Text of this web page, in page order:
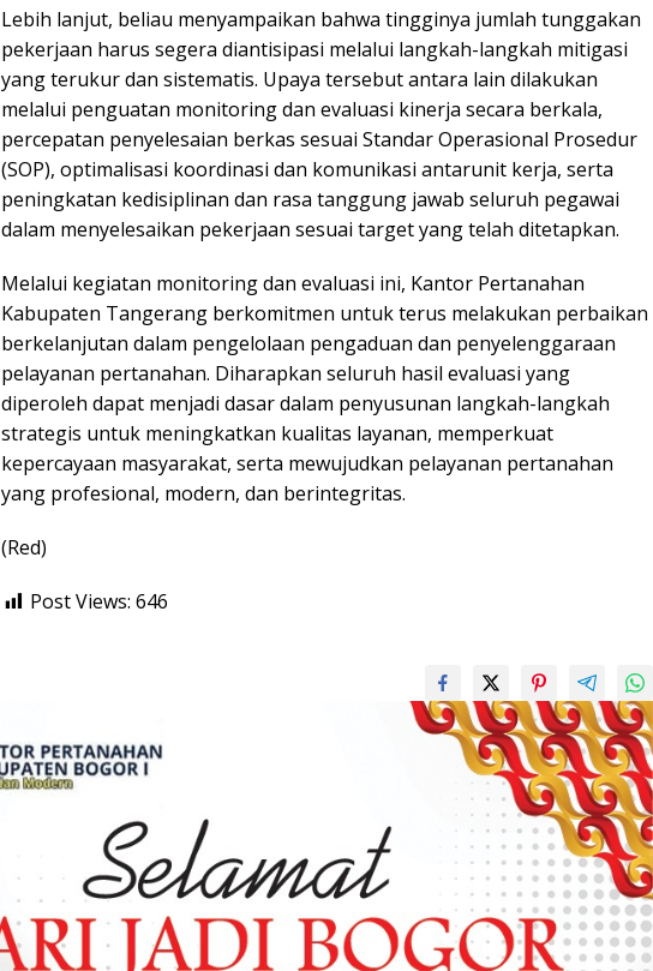
Lebih lanjut, beliau menyampaikan bahwa tingginya jumlah tunggakan
pekerjaan harus segera diantisipasi melalui langkah-langkah mitigasi
yang terukur dan sistematis. Upaya tersebut antara lain dilakukan
melalui penguatan monitoring dan evaluasi kinerja secara berkala,
percepatan penyelesaian berkas sesuai Standar Operasional Prosedur
(SOP), optimalisasi koordinasi dan komunikasi antarunit kerja, serta
peningkatan kedisiplinan dan rasa tanggung jawab seluruh pegawai
dalam menyelesaikan pekerjaan sesuai target yang telah ditetapkan.
Melalui kegiatan monitoring dan evaluasi ini, Kantor Pertanahan
Kabupaten Tangerang berkomitmen untuk terus melakukan perbaikan
berkelanjutan dalam pengelolaan pengaduan dan penyelenggaraan
pelayanan pertanahan. Diharapkan seluruh hasil evaluasi yang
diperoleh dapat menjadi dasar dalam penyusunan langkah-langkah
strategis untuk meningkatkan kualitas layanan, memperkuat
kepercayaan masyarakat, serta mewujudkan pelayanan pertanahan
yang profesional, modern, dan berintegritas.
(Red)
Post Views: 646